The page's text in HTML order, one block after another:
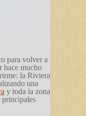
para volver a
hace mucho
la Riviera
una
y toda la zona
principales